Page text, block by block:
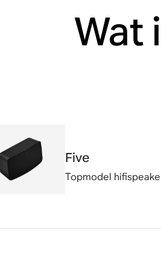
Wat
Five
Topmodel